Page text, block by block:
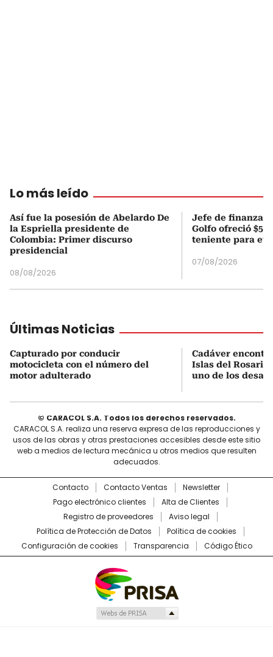
Lo más leído
Así fue la posesión de Abelardo De
la Espriella presidente de
Colombia: Primer discurso
presidencial
08/08/2026
Jefe de finanzas
Golfo ofreció
teniente para
07/08/2026
Últimas Noticias
Capturado por conducir
motocicleta con el número del
motor adulterado
Cadáver
Islas del Rosario
uno de los
© CARACOL S.A. Todos los derechos reservados.
CARACOL S.A. realiza una reserva expresa de las reproducciones y
usos de las obras y otras prestaciones accesibles desde este sitio
web a medios de lectura mecánica u otros medios que resulten
adecuados.
Contacto Contacto Ventas
Newsletter
Pago electrónico clientes
Alta de Clientes
Registro de proveedores
Aviso legal
Política de Protección de Datos
Política de cookies
Configuración de cookies
Transparencia Código Ético